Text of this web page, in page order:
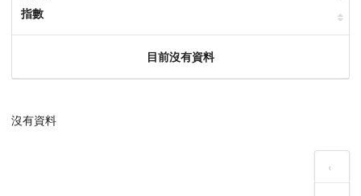
指數
目前沒有資料
沒有資料
‹